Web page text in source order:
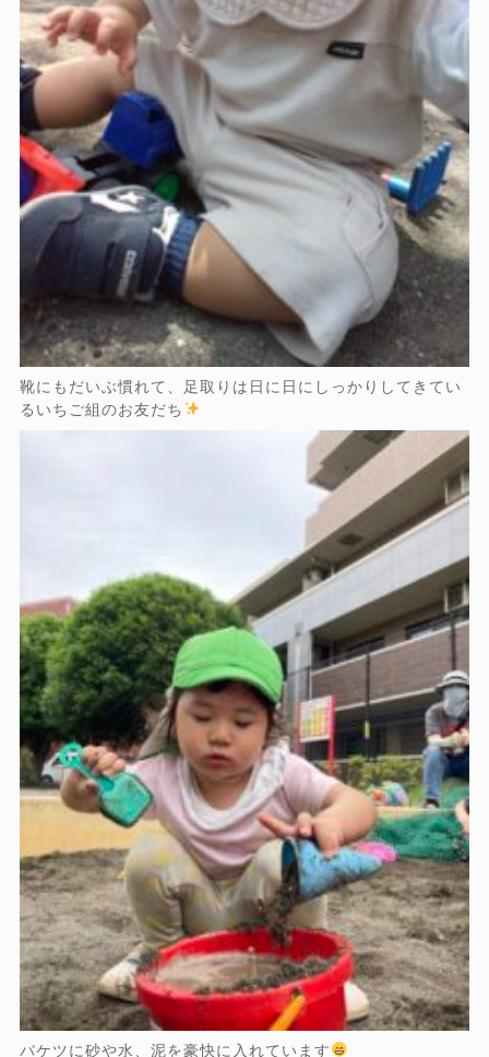
靴にもだいぶ慣れて、足取りは日に日にしっかりしてきてい
るいちご組のお友だち
バケツに砂や水、泥を豪快に入れています